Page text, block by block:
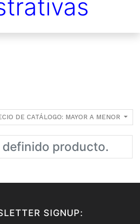
DE CATÁLOGO: MAYOR A MENOR
definido producto.
SIGNUP: